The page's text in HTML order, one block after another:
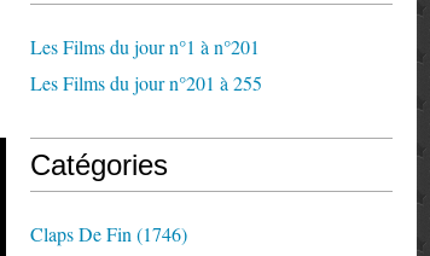
Les Films du jour n°1 à n°201
Les Films du jour n°201 à 255
Catégories
Claps De Fin (1746)